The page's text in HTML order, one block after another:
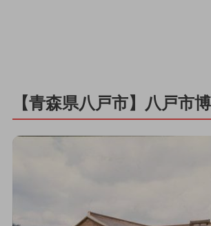
【青森県八戸市】八戸市